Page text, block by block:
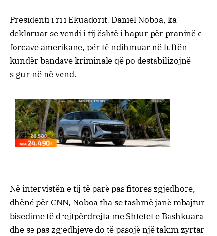
Presidenti i ri i Ekuadorit, Daniel Noboa, ka
deklaruar se vendi i tij është i hapur për praninë e
forcave amerikane, për të ndihmuar në luftën
kundër bandave kriminale që po destabilizojnë
sigurinë në vend.
Në intervistën e tij të parë pas fitores zgjedhore,
dhënë për CNN, Noboa tha se tashmë janë mbajtur
bisedime të drejtpërdrejta me Shtetet e Bashkuara
dhe se pas zgjedhjeve do të pasojë një takim zyrtar